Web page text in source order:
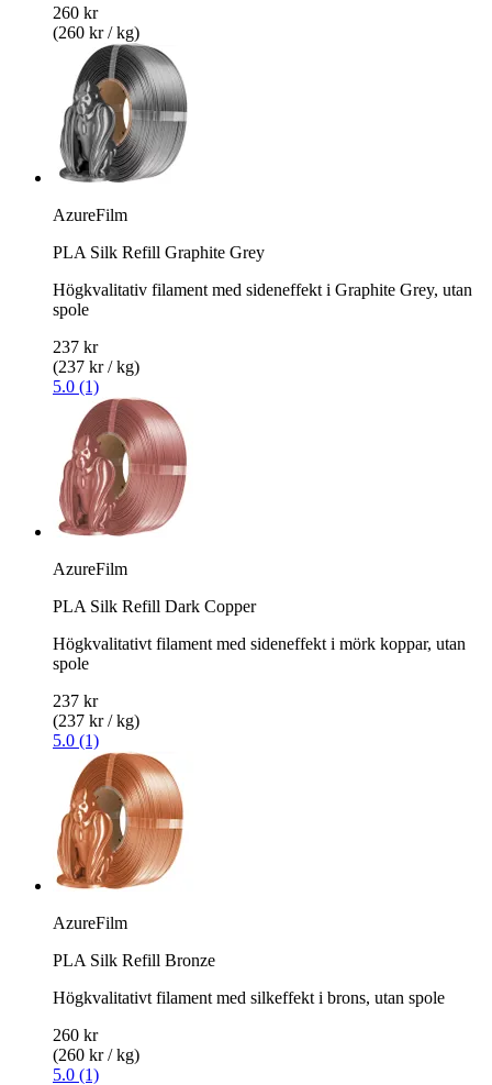
260 kr
(260 kr / kg)
AzureFilm
PLA Silk Refill Graphite Grey
Högkvalitativ filament med sideneffekt i Graphite Grey, utan
spole
237 kr
(237 kr / kg)
5.0 (1)
AzureFilm
PLA Silk Refill Dark Copper
Högkvalitativt filament med sideneffekt i mörk koppar, utan
spole
237 kr
(237 kr / kg)
5.0 (1)
AzureFilm
PLA Silk Refill Bronze
Högkvalitativt filament med silkeffekt i brons, utan spole
260 kr
(260 kr / kg)
5.0 (1)